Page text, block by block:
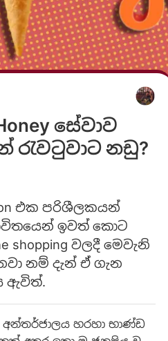
සේවාව
නඩු?
එක පරිශීලකයන්
ඉවත් කොට
shopping වලදී මෙවැනි
නම් දැන් ඒ ගැන
ඇවිත්.
හරහා භාණ්ඩ